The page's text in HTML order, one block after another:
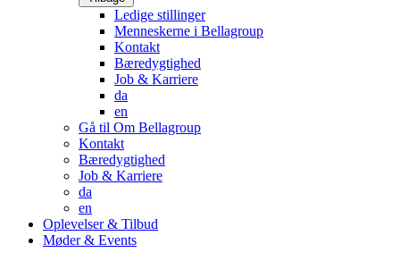
Ledige stillinger
Menneskerne i Bellagroup
Kontakt
Bæredygtighed
Job & Karriere
da
en
Gå til Om Bellagroup
Kontakt
Bæredygtighed
Job & Karriere
da
en
Oplevelser & Tilbud
Møder & Events